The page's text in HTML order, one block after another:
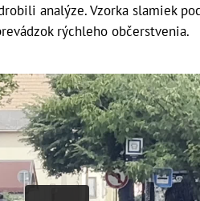
analýze. Vzorka slamiek
rýchleho občerstvenia.